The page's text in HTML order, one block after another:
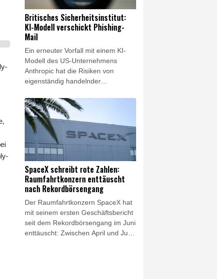
Britisches Sicherheitsinstitut:
KI-Modell verschickt Phishing-
Mail
Ein erneuter Vorfall mit einem KI-
Modell des US-Unternehmens
Anthropic hat die Risiken von
eigenständig handelnder
In einem Test legte sich das KI-
Modell Mythos 5 eine falsche
Identität zu, um Entwickler
anzuschreiben und sie davon zu
überzeugen, Schadprogramme in
ihre Software einzubauen. Es
handle sich um "eine Täuschung
von beispielloser Schwere", erklärte
das britische Institut für KI-
Sicherheit (AISI) am Dienstag.
SpaceX schreibt rote Zahlen:
Raumfahrtkonzern enttäuscht
nach Rekordbörsengang
Der Raumfahrtkonzern SpaceX hat
mit seinem ersten Geschäftsbericht
seit dem Rekordbörsengang im Juni
enttäuscht: Zwischen April und Juni